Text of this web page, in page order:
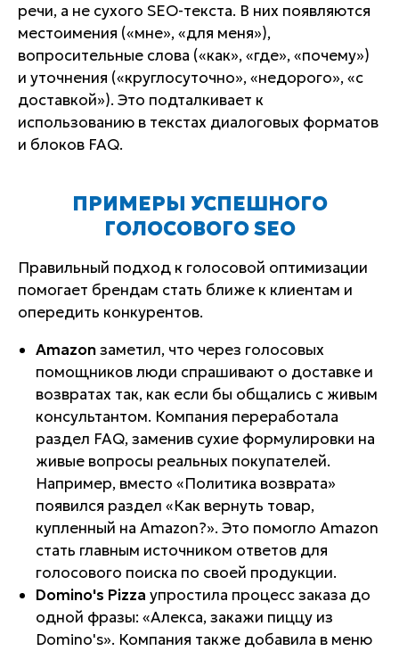
речи, а не сухого SEO-текста. В них появляются
местоимения («мне», «для меня»),
вопросительные слова («как», «где», «почему»)
и уточнения («круглосуточно», «недорого», «с
доставкой»). Это подталкивает к
использованию в текстах диалоговых форматов
и блоков FAQ.
ПРИМЕРЫ УСПЕШНОГО
ГОЛОСОВОГО SEO
Правильный подход к голосовой оптимизации
помогает брендам стать ближе к клиентам и
опередить конкурентов.
Amazonзаметил, что через голосовых
помощников люди спрашивают о доставке и
возвратах так, как если бы общались с живым
консультантом. Компания переработала
раздел FAQ, заменив сухие формулировки на
живые вопросы реальных покупателей.
Например, вместо «Политика возврата»
появился раздел «Как вернуть товар,
купленный на Amazon?». Это помогло Amazon
стать главным источником ответов для
голосового поиска по своей продукции.
Domino's Pizza упростила процесс заказа до
одной фразы: «Алекса, закажи пиццу из
Domino's». Компания также добавила в меню